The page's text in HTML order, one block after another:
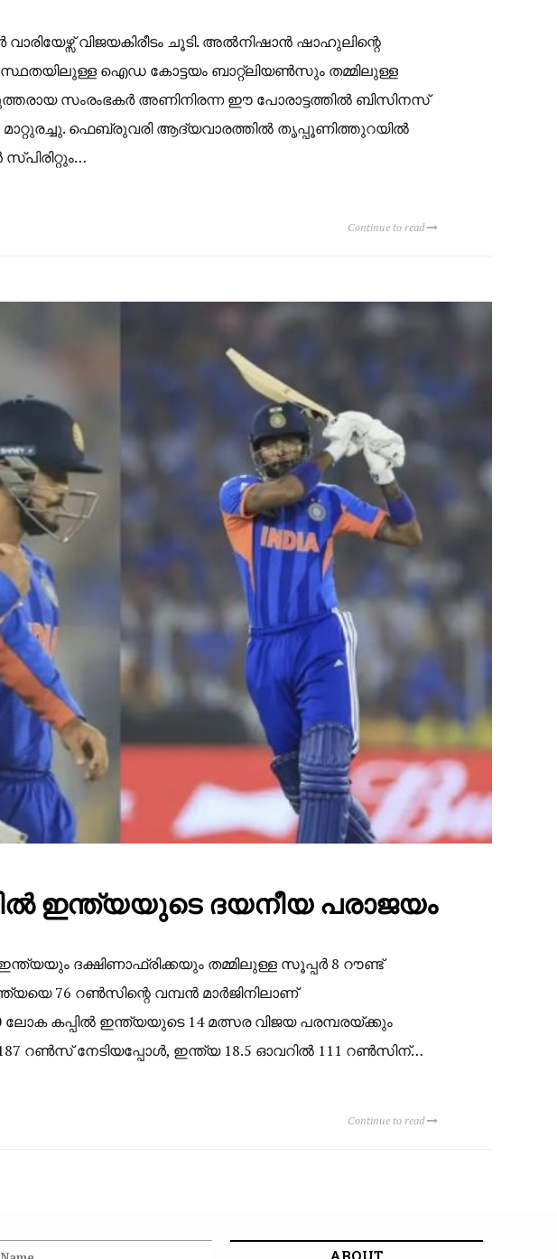
വിജയകിരീടം ചൂടി. അൽനിഷാൻ ഷാഹുലിന്റെ
ഐഡ കോട്ടയം ബാറ്റ്ലിയൺസും തമ്മിലുള്ള
സംരംഭകർ അണിനിരന്ന ഈ പോരാട്ടത്തിൽ ബിസിനസ്
മാറ്റുരച്ചു. ഫെബ്രുവരി ആദ്യവാരത്തിൽ തൃപ്പൂണിത്തുറയിൽ
Continue to read
ഇന്ത്യയുടെ ദയനീയ പരാജയം
ദക്ഷിണാഫ്രിക്കയും തമ്മിലുള്ള സൂപ്പർ 8 റൗണ്ട്
76 റൺസിന്റെ വമ്പൻ മാർജിനിലാണ്
കപ്പിൽ ഇന്ത്യയുടെ 14 മത്സര വിജയ പരമ്പരയ്ക്കും
187 റൺസ് നേടിയപ്പോൾ, ഇന്ത്യ 18.5 ഓവറിൽ 111 റൺസിന്…
Continue to read
ABOUT